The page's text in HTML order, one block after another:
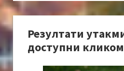
Резултати
доступни